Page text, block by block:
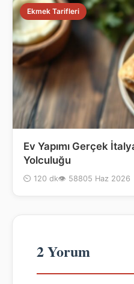
Ekmek Tarifleri
Ev Yapımı Gerçek
Yolculuğu
⏲ 120 dk👁 58805 Haz 2026
2 Yorum